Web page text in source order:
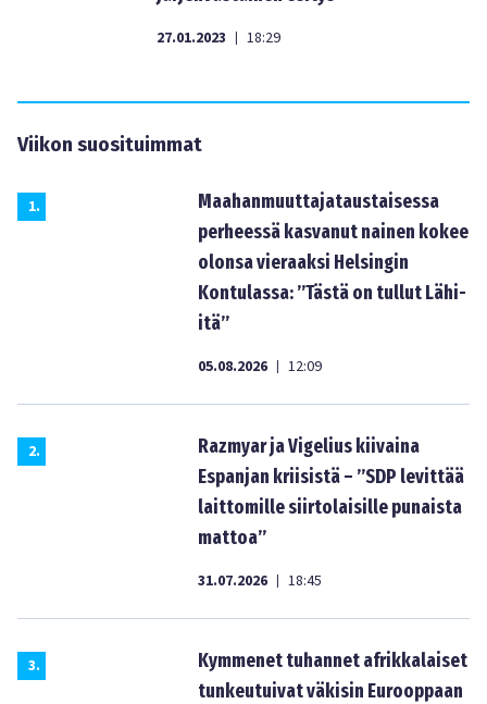
27.01.2023 | 18:29
Viikon suosituimmat
1.
Maahanmuuttajataustaisessa
perheessä kasvanut nainen kokee
olonsa vieraaksi Helsingin
Kontulassa: ”Tästä on tullut Lähi-
itä”
05.08.2026 | 12:09
2.
Razmyar ja Vigelius kiivaina
Espanjan kriisistä – ”SDP levittää
laittomille siirtolaisille punaista
mattoa”
31.07.2026 | 18:45
3.
Kymmenet tuhannet afrikkalaiset
tunkeutuivat väkisin Eurooppaan